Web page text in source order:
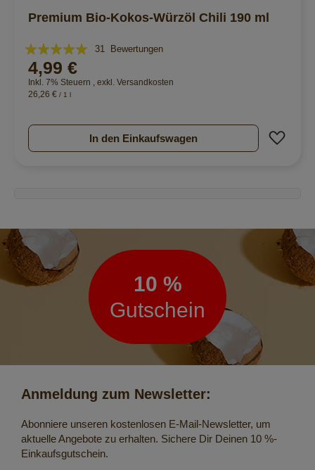
Premium Bio-Kokos-Würzöl Chili 190 ml
Bewertung:
99%
31 Bewertungen
4,99 €
Inkl. 7% Steuern , exkl. Versandkosten
26,26 € / 1 l
In den Einkaufswagen
Newsletter
10 %
Gutschein
Anmeldung zum Newsletter:
Abonniere unseren kostenlosen E-Mail-Newsletter, um
aktuelle Angebote zu erhalten. Sichere Dir Deinen 10 %-
Einkaufsgutschein.